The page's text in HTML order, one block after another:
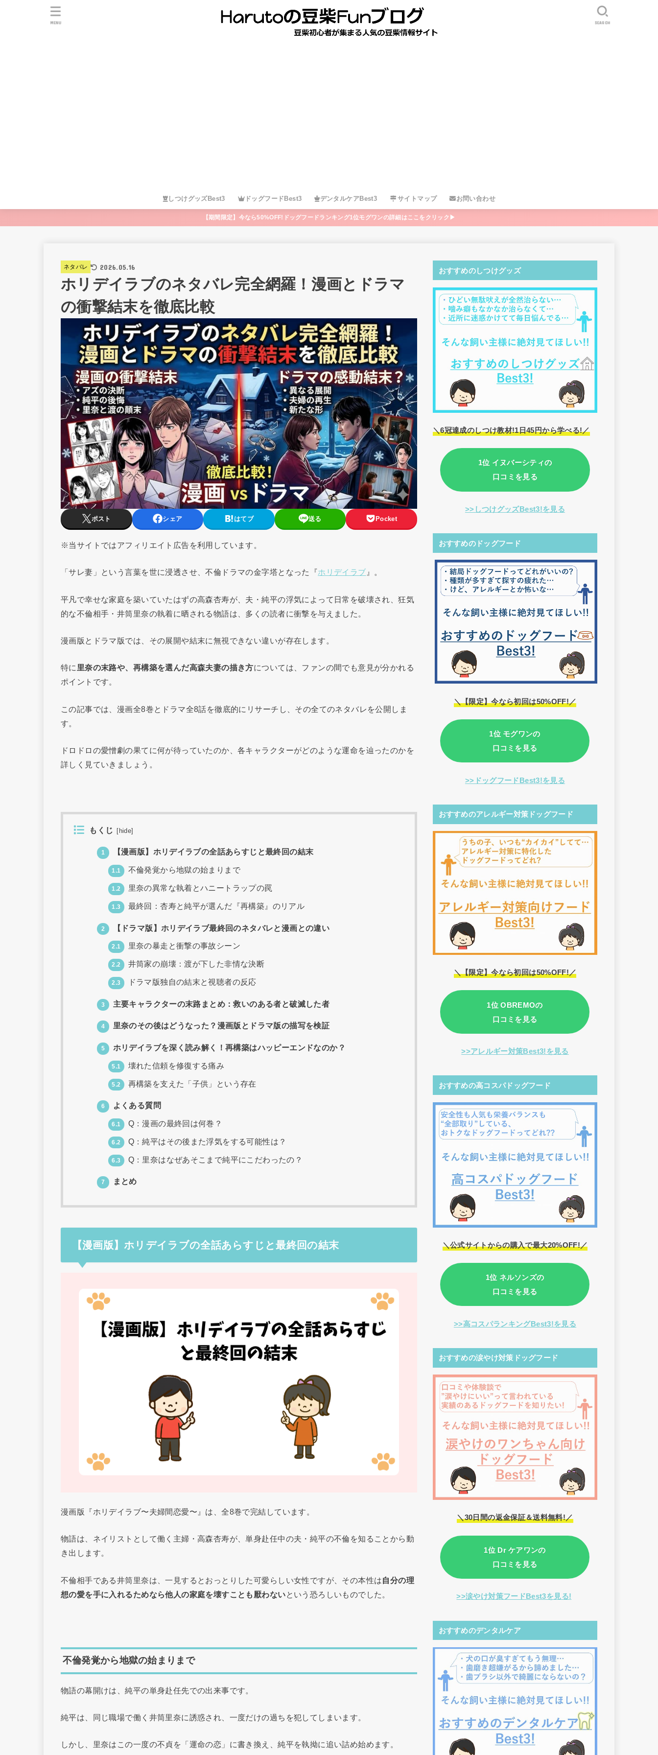
しつけグッズBest3 ドッグフードBest3 デンタルケアBest3 サイトマップ お問い合わせ
SEARCH
MENU
【期間限定】今なら50%OFF!ドッグフードランキング1位モグワンの詳細はここをクリック▶
ネタバレ 2026.05.16
ホリデイラブのネタバレ完全網羅！漫画とドラマ
の衝撃結末を徹底比較
ポスト シェア はてブ 送る Pocket
※当サイトではアフィリエイト広告を利用しています。
「サレ妻」という言葉を世に浸透させ、不倫ドラマの金字塔となった『ホリデイラブ 』。
平凡で幸せな家庭を築いていたはずの高森杏寿が、夫・純平の浮気によって日常を破壊され、狂気
的な不倫相手・井筒里奈の執着に晒される物語は、多くの読者に衝撃を与えました。
漫画版とドラマ版では、その展開や結末に無視できない違いが存在します。
特に 里奈の末路や、再構築を選んだ高森夫妻の描き方については、ファンの間でも意見が分かれる
ポイントです。
この記事では、漫画全8巻とドラマ全8話を徹底的にリサーチし、その全てのネタバレを公開しま
す。
ドロドロの愛憎劇の果てに何が待っていたのか、各キャラクターがどのような運命を辿ったのかを
詳しく見ていきましょう。
もくじ [ hide]
1 【漫画版】ホリデイラブの全話あらすじと最終回の結末
1.1 不倫発覚から地獄の始まりまで
1.2 里奈の異常な執着とハニートラップの罠
1.3 最終回：杏寿と純平が選んだ『再構築』のリアル
2 【ドラマ版】ホリデイラブ最終回のネタバレと漫画との違い
2.1 里奈の暴走と衝撃の事故シーン
2.2 井筒家の崩壊：渡が下した非情な決断
2.3 ドラマ版独自の結末と視聴者の反応
3 主要キャラクターの末路まとめ：救いのある者と破滅した者
4 里奈のその後はどうなった？漫画版とドラマ版の描写を検証
5 ホリデイラブを深く読み解く！再構築はハッピーエンドなのか？
5.1 壊れた信頼を修復する痛み
5.2 再構築を支えた「子供」という存在
6 よくある質問
6.1 Q：漫画の最終回は何巻？
6.2 Q：純平はその後また浮気をする可能性は？
6.3 Q：里奈はなぜあそこまで純平にこだわったの？
7 まとめ
【漫画版】ホリデイラブの全話あらすじと最終回の結末
漫画版『ホリデイラブ〜夫婦間恋愛〜』は、全8巻で完結しています。
物語は、ネイリストとして働く主婦・高森杏寿が、単身赴任中の夫・純平の不倫を知ることから動
き出します。
不倫相手である井筒里奈は、一見するとおっとりした可愛らしい女性ですが、その本性は自分の理
想の愛を手に入れるためなら他人の家庭を壊すことも厭わないという恐ろしいものでした。
不倫発覚から地獄の始まりまで
物語の幕開けは、純平の単身赴任先での出来事です。
純平は、同じ職場で働く井筒里奈に誘惑され、一度だけの過ちを犯してしまいます。
しかし、里奈はこの一度の不貞を「運命の恋」に書き換え、純平を執拗に追い詰め始めます。
おすすめのしつけグッズ
＼6冠達成のしつけ教材!1日45円から学べる!／
1位 イヌバーシティの
口コミを見る
>>しつけグッズBest3!を見る
おすすめのドッグフード
＼【限定】今なら初回は50%OFF!／
1位 モグワンの
口コミを見る
>>ドッグフードBest3!を見る
おすすめのアレルギー対策ドッグフード
＼【限定】今なら初回は50%OFF!／
1位 OBREMOの
口コミを見る
>>アレルギー対策Best3!を見る
おすすめの高コスパドッグフード
＼公式サイトからの購入で最大20%OFF!／
1位 ネルソンズの
口コミを見る
>>高コスパランキングBest3!を見る
おすすめの涙やけ対策ドッグフード
＼30日間の返金保証＆送料無料!／
1位 Dr ケアワンの
口コミを見る
>>涙やけ対策フードBest3を見る!
おすすめのデンタルケア